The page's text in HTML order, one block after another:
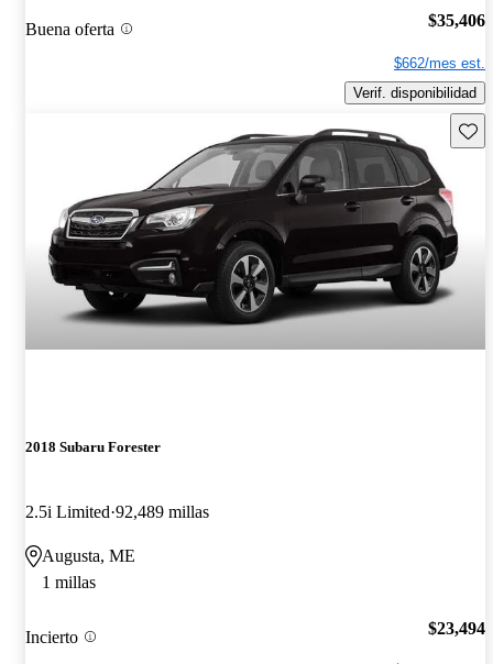
Buena oferta $35,406
$662/mes est.
Verif. disponibilidad
2018 Subaru Forester
2.5i Limited 92,489 millas
Augusta, ME
1 millas
Incierto $23,494